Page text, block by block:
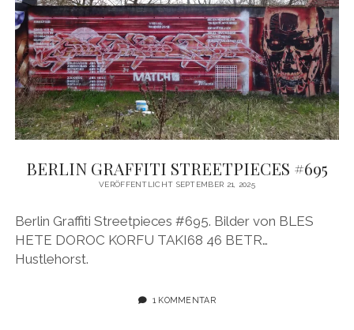
BERLIN GRAFFITI STREETPIECES #695
VERÖFFENTLICHT SEPTEMBER 21, 2025
Berlin Graffiti Streetpieces #695. Bilder von BLES
HETE DOROC KORFU TAKI68 46 BETR…
Hustlehorst.
1 KOMMENTAR